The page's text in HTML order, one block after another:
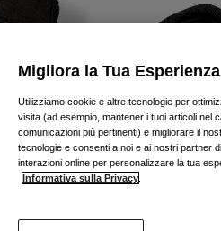
Migliora la Tua Esperienza
Utilizziamo cookie e altre tecnologie per
visita (ad esempio, mantener i tuoi articoli nel
comunicazioni più pertinenti) e migliorare il
tecnologie e consenti a noi e ai nostri partner
interazioni online per personalizzare la tua
Informativa sulla Privacy